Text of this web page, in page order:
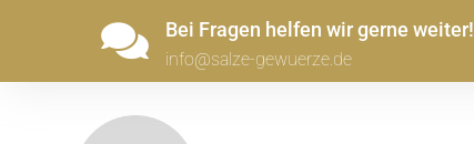
 Bei Fragen helfen wir gerne weiter!
info@salze-gewuerze.de